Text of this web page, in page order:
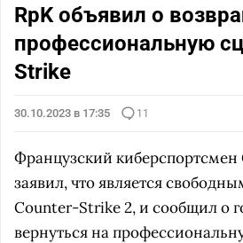
RpK объявил о
профессиональную
Strike
30.10.2023 в 17:35 11
Французский киберспортсмен
заявил, что является
Counter-Strike 2, и сообщил о
вернуться на